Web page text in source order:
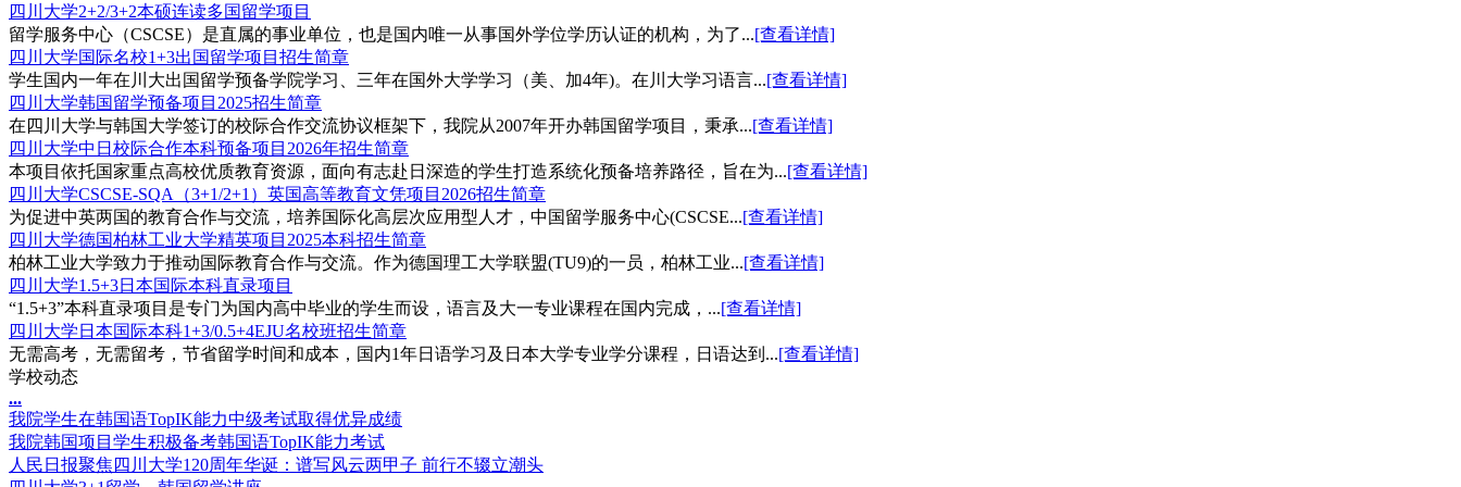
四川大学2+2/3+2本硕连读多国留学项目
留学服务中心（CSCSE）是直属的事业单位，也是国内唯一从事国外学位学历认证的机构，为了...[查看详情]
四川大学国际名校1+3出国留学项目招生简章
学生国内一年在川大出国留学预备学院学习、三年在国外大学学习（美、加4年)。在川大学习语言...[查看详情]
四川大学韩国留学预备项目2025招生简章
在四川大学与韩国大学签订的校际合作交流协议框架下，我院从2007年开办韩国留学项目，秉承...[查看详情]
四川大学中日校际合作本科预备项目2026年招生简章
本项目依托国家重点高校优质教育资源，面向有志赴日深造的学生打造系统化预备培养路径，旨在为...[查看详情]
四川大学CSCSE-SQA（3+1/2+1）英国高等教育文凭项目2026招生简章
为促进中英两国的教育合作与交流，培养国际化高层次应用型人才，中国留学服务中心(CSCSE...[查看详情]
四川大学德国柏林工业大学精英项目2025本科招生简章
柏林工业大学致力于推动国际教育合作与交流。作为德国理工大学联盟(TU9)的一员，柏林工业...[查看详情]
四川大学1.5+3日本国际本科直录项目
“1.5+3”本科直录项目是专门为国内高中毕业的学生而设，语言及大一专业课程在国内完成，...[查看详情]
四川⼤学日本国际本科1+3/0.5+4EJU名校班招生简章
⽆需⾼考，⽆需留考，节省留学时间和成本，国内1年⽇语学习及⽇本⼤学专业学分课程，⽇语达到...[查看详情]
学校动态
...
我院学生在韩国语TopIK能力中级考试取得优异成绩
我院韩国项目学生积极备考韩国语TopIK能力考试
人民日报聚焦四川大学120周年华诞：谱写风云两甲子 前行不辍立潮头